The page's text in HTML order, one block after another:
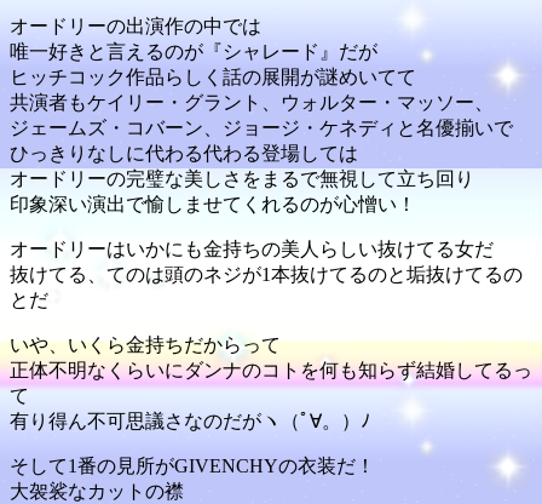
オードリーの出演作の中では
唯一好きと言えるのが『シャレード』だが
ヒッチコック作品らしく話の展開が謎めいてて
共演者もケイリー・グラント、ウォルター・マッソー、
ジェームズ・コバーン、ジョージ・ケネディと名優揃いで
ひっきりなしに代わる代わる登場しては
オードリーの完璧な美しさをまるで無視して立ち回り
印象深い演出で愉しませてくれるのが心憎い！
オードリーはいかにも金持ちの美人らしい抜けてる女だ
抜けてる、てのは頭のネジが1本抜けてるのと垢抜けてるの
とだ
いや、いくら金持ちだからって
正体不明なくらいにダンナのコトを何も知らず結婚してるっ
て
有り得ん不可思議さなのだがヽ（ﾟ∀。）ﾉ
そして1番の見所がGIVENCHYの衣装だ！
大袈裟なカットの襟